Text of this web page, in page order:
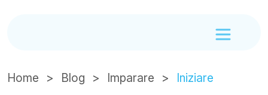
Home Blog Imparare Iniziare